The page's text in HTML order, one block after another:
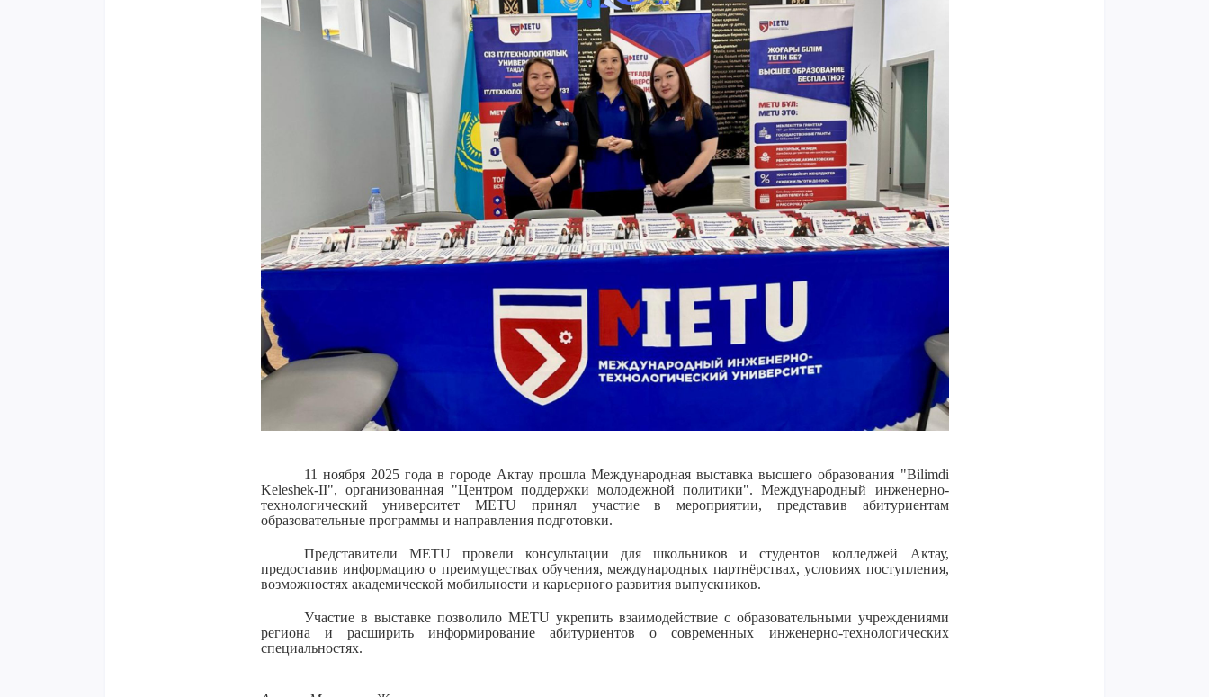
11 ноября 2025 года в городе Актау прошла Международная выставка высшего образования "Bilimdi
Keleshek-II", организованная "Центром поддержки молодежной политики". Международный инженерно-
технологический университет METU принял участие в мероприятии, представив абитуриентам
образовательные программы и направления подготовки.
Представители METU провели консультации для школьников и студентов колледжей Актау,
предоставив информацию о преимуществах обучения, международных партнёрствах, условиях поступления,
возможностях академической мобильности и карьерного развития выпускников.
Участие в выставке позволило METU укрепить взаимодействие с образовательными учреждениями
региона и расширить информирование абитуриентов о современных инженерно-технологических
специальностях.